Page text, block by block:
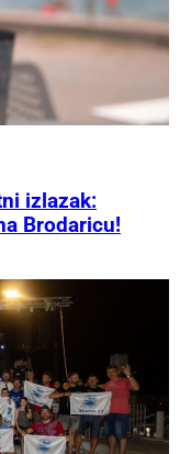
izlazak:
Brodaricu!